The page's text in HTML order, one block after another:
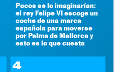
Pocos se lo imaginarían:
el rey Felipe VI escoge un
coche de una marca
española para moverse
por Palma de Mallorca y
esto es lo que cuesta
4